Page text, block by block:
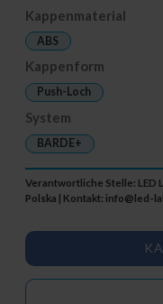
Kappenmaterial
ABS
Kappenform
Push-Loch
System
BARDE+
Verantwortliche Stelle: LED
Polska | Kontakt: info@led-